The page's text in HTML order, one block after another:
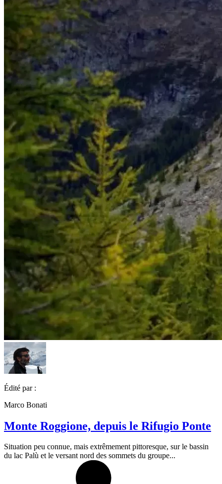
Édité par :
Marco Bonati
Monte Roggione, depuis le Rifugio Ponte
Situation peu connue, mais extrêmement pittoresque, sur le bassin
du lac Palù et le versant nord des sommets du groupe...